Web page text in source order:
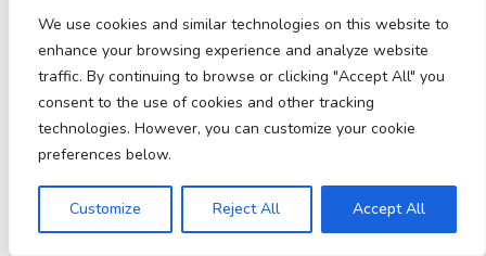
We use cookies and similar technologies on this website to
enhance your browsing experience and analyze website
traffic. By continuing to browse or clicking "Accept All" you
consent to the use of cookies and other tracking
technologies. However, you can customize your cookie
preferences below.
Customize Reject All Accept All